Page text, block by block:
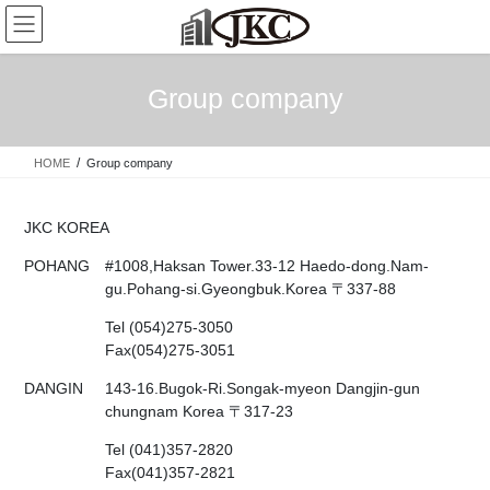
Skip
the
Skip
the
Group company
HOME Group company
JKC KOREA
POHANG
#1008,Haksan Tower.33-12 Haedo-dong.Nam-
gu.Pohang-si.Gyeongbuk.Korea 〒337-88
Tel (054)275-3050
Fax(054)275-3051
DANGIN
143-16.Bugok-Ri.Songak-myeon Dangjin-gun
chungnam Korea 〒317-23
Tel (041)357-2820
Fax(041)357-2821